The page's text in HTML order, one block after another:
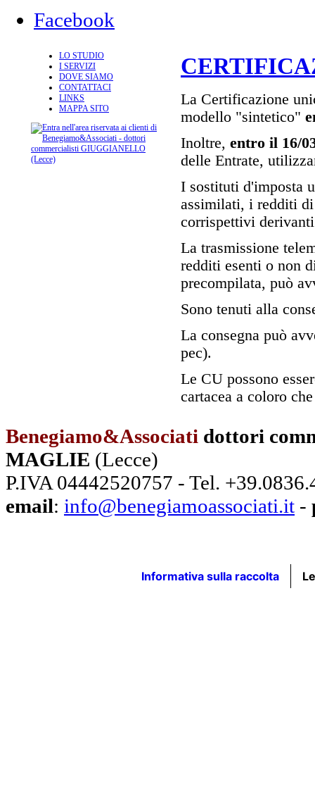
Facebook
LO STUDIO
I SERVIZI
DOVE SIAMO
CONTATTACI
LINKS
MAPPA SITO
La Certificazione
modello "sintetico"
Inoltre, entro il 16/
delle Entrate,
I sostituti d'imposta
assimilati, i redditi
corrispettivi
La trasmissione
redditi esenti o non
precompilata, può
Sono tenuti alla
La consegna può
pec).
Le CU possono
cartacea a coloro
Benegiamo&Associati dottori
MAGLIE (Lecce)
P.IVA 04442520757 - Tel.
email: info@benegiamoassociati.it -
Informativa sulla raccolta